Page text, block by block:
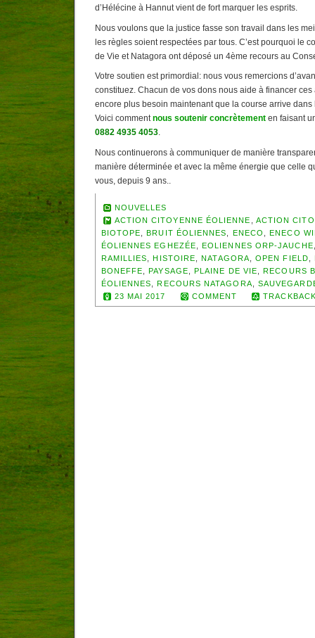
d’Hélécine à Hannut vient de fort marquer les esprits.
Nous voulons que la justice fasse son travail dans les
les règles soient respectées par tous. C’est pourquoi le
de Vie et Natagora ont déposé un 4ème recours au
Votre soutien est primordial: nous vous remercions
constituez. Chacun de vos dons nous aide à financer
encore plus besoin maintenant que la course arrive
Voici commentnous soutenir concrètement en faisant
0882 4935 4053.
Nous continuerons à communiquer de manière
manière déterminée et avec la même énergie que celle
vous, depuis 9 ans..
NOUVELLES
ACTION CITOYENNE ÉOLIENNE
ACTION
BIOTOPE ,BRUIT ÉOLIENNES ENECO ,ENECO
ÉOLIENNES EGHEZÉE ,EOLIENNES ORP-JAUCHE
RAMILLIES
,HISTOIRE ,NATAGORA ,OPEN FIELD ,
BONEFFE ,PAYSAGE ,PLAINE DE VIE ,RECOURS
ÉOLIENNES
,RECOURS NATAGORA
23 MAI 2017
COMMENT